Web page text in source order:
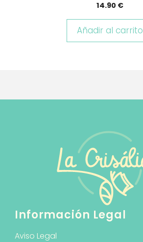
14.90 €
Añadir al carrito
Información Legal
Aviso Legal